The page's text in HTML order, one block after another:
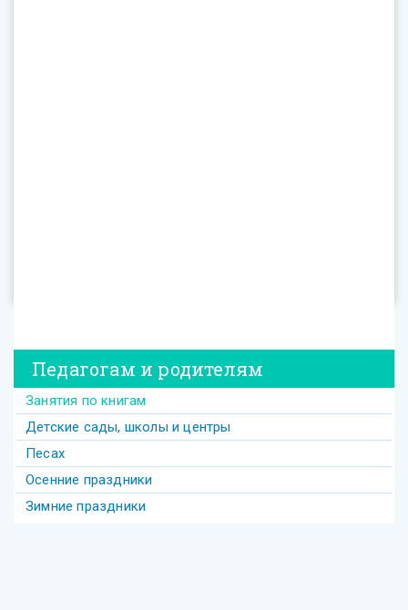
Педагогам и родителям
Занятия по книгам
Детские сады, школы и центры
Песах
Осенние праздники
Зимние праздники